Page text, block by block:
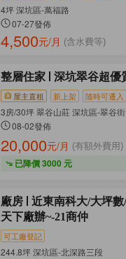
4坪 深坑區-萬福路
07-27發佈
4,500元/月 (含水費等)
整層住家 深坑翠谷超優
屋主直租 新上架 隨時可遷入
3房/30坪 翠谷山莊 深坑區-翠谷街
08-02發佈
20,000元/月 (有額外費用)
已降價 3000 元
廠房
近東南科大/大坪
天下廠辦~-21商仲
可工廠登記
244.8坪 深坑區-北深路三段